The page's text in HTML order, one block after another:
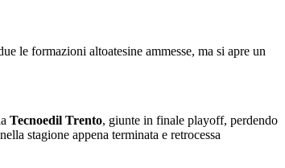
le formazioni altoatesine ammesse, ma si apre un
Tecnoedil Trento, giunte in finale playoff, perdendo
stagione appena terminata e retrocessa